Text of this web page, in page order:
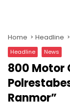
Home Headline
Headline News
800 Motor
Ranmor”